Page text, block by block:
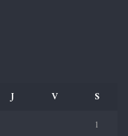
J V
S
1